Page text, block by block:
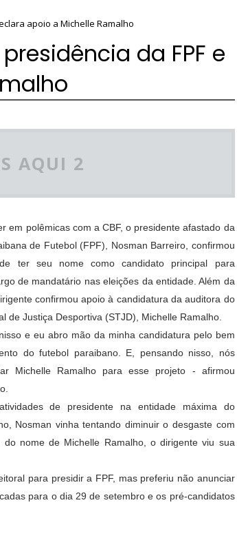
apoio a Michelle Ramalho
da FPF e
AQUI 2
em polêmicas com a CBF, o presidente afastado da
de Futebol (FPF), Nosman Barreiro, confirmou
ter seu nome como candidato principal para
de mandatário nas eleições da entidade. Além da
confirmou apoio à candidatura da auditora do
de Justiça Desportiva (STJD), Michelle Ramalho.
e eu abro mão da minha candidatura pelo bem
do futebol paraibano. E, pensando nisso, nós
Michelle Ramalho para esse projeto - afirmou
de presidente na entidade máxima do
Nosman vinha tentando diminuir o desgaste com
nome de Michelle Ramalho, o dirigente viu sua
para presidir a FPF, mas preferiu não anunciar
para o dia 29 de setembro e os pré-candidatos